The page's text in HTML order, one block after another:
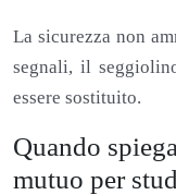
La sicurezza non
segnali, il
essere sostituito.
Quando
mutuo per